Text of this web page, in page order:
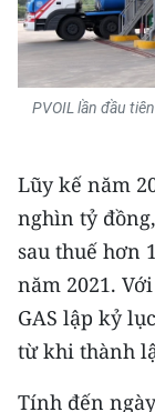
Trung du và
Đồng bằng
Duyên hải
Nguyên
Đông Nam Bộ
Đồng bằng
Chuyên trang
PVOIL lần đầu
Lũy kế năm
nghìn tỷ
sau thuế hơn
năm 2021.
GAS lập kỷ
từ khi thành
Tính đến